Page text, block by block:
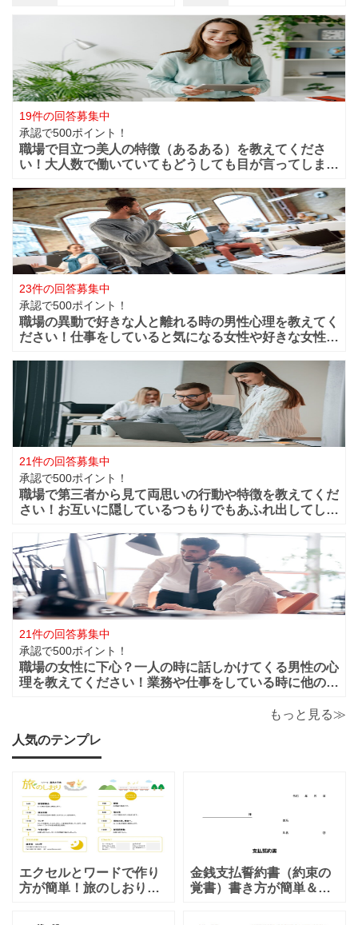
19件の回答募集中
承認で500ポイント！
職場で目立つ美人の特徴（あるある）を教えてくださ
い！大人数で働いていてもどうしても目が言ってしまう
ってしまうような美人は職場ではどの様な行動や特徴が
あるのでしょうか？ファッションセンスが良い
23件の回答募集中
承認で500ポイント！
職場の異動で好きな人と離れる時の男性心理を教えてく
ださい！仕事をしていると気になる女性や好きな女性な
仲良く過ごせたけど異動になってしまうと離れてしまい
ます。 男性的には好きな女性がいた場合は
21件の回答募集中
承認で500ポイント！
職場で第三者から見て両思いの行動や特徴を教えてくだ
さい！お互いに隠しているつもりでもあふれ出してしま
僚・上司から見ても、それって両想いじゃない？って行
動などってありますよね？ 第三者から見て
21件の回答募集中
承認で500ポイント！
職場の女性に下心？一人の時に話しかけてくる男性の心
理を教えてください！業務や仕事をしている時に他の人
かけてくるのは下心があるからでしょうか？恋愛的に好
もっと見る≫
人気のテンプレ
エクセルとワードで作り
方が簡単！旅のしおり
金銭支払誓約書（約束の
覚書）書き方が簡単＆項